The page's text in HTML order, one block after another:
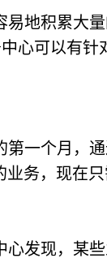
地积累大
心可以有
一个月，
务，现在
发现，某